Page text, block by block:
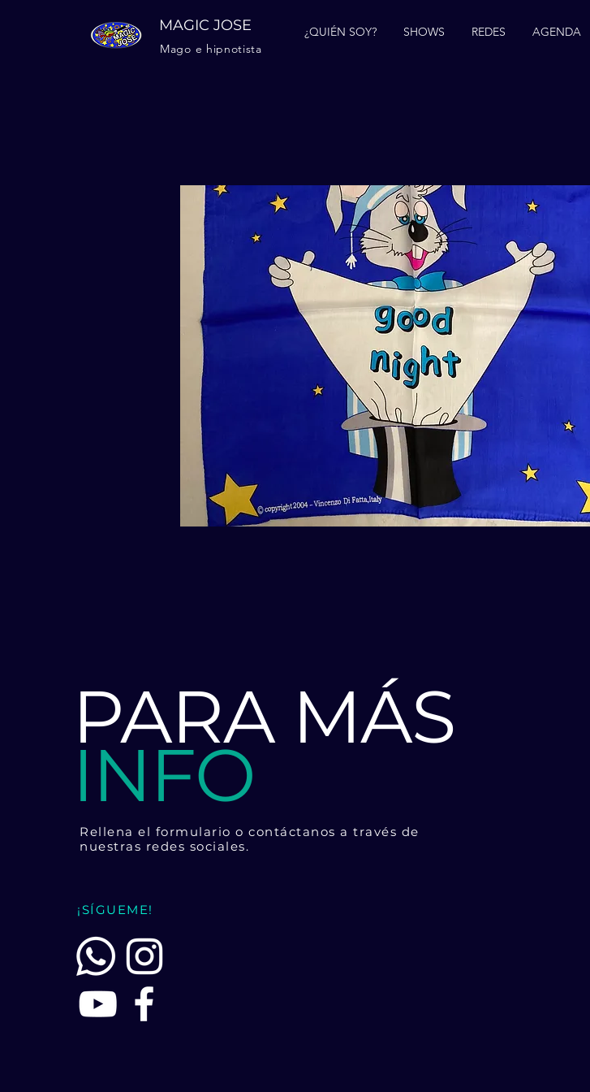
¿QUIÉN SOY? SHOWS REDES AGENDA
MAGIC JOSE
Mago e hipnotista
PARA MÁS
INFO
Rellena el formulario o contáctanos a través de
nuestras redes sociales.
¡SÍGUEME!